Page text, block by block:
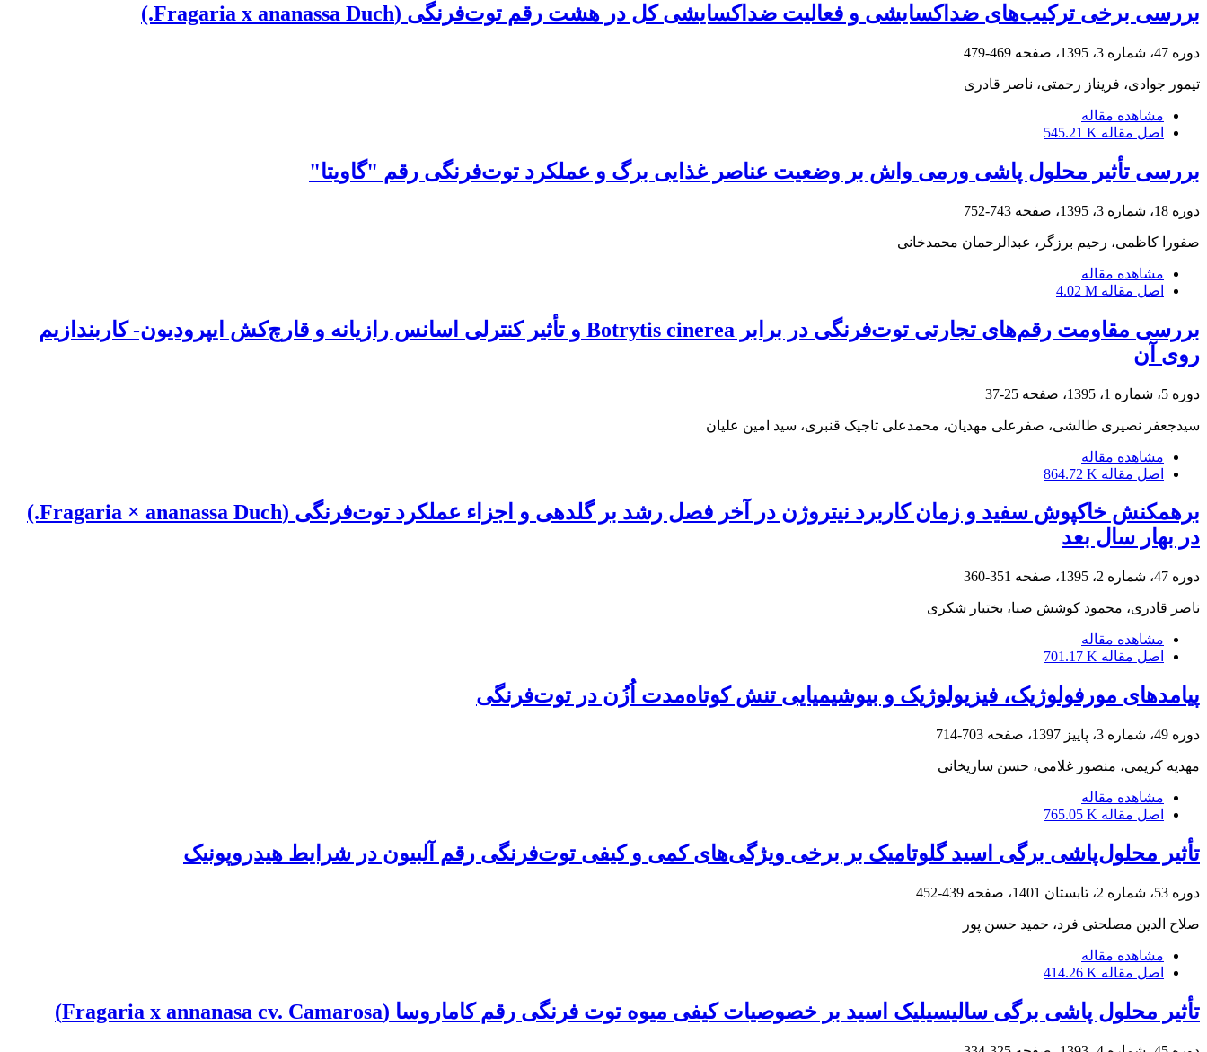
بررسی برخی ترکیب‌های ضداکسایشی و فعالیت ضداکسایشی کل در هشت رقم توت‌فرنگی (Fragaria x ananassa Duch.)
دوره 47، شماره 3، 1395، صفحه 469-479
تیمور جوادی، فریناز رحمتی، ناصر قادری
مشاهده مقاله
اصل مقاله 545.21 K
بررسی تأثیر محلول پاشی ورمی واش بر وضعیت عناصر غذایی برگ و عملکرد توت‌فرنگی رقم "گاویتا"
دوره 18، شماره 3، 1395، صفحه 743-752
صفورا کاظمی، رحیم برزگر، عبدالرحمان محمدخانی
مشاهده مقاله
اصل مقاله 4.02 M
بررسی مقاومت رقم‌های تجارتی توت‌فرنگی در برابر Botrytis cinerea و تأثیر کنترلی اسانس رازیانه و قارچ‌کش ایپرودیون- کاربندازیم
روی آن
دوره 5، شماره 1، 1395، صفحه 25-37
سیدجعفر نصیری طالشی، صفرعلی مهدیان، محمدعلی تاجیک قنبری، سید امین علیان
مشاهده مقاله
اصل مقاله 864.72 K
برهمکنش خاکپوش سفید و زمان کاربرد نیتروژن در آخر فصل رشد بر گلدهی و اجزاء عملکرد توت‌فرنگی (Fragaria × ananassa Duch.)
در بهار سال بعد
دوره 47، شماره 2، 1395، صفحه 351-360
ناصر قادری، محمود کوشش صبا، بختیار شکری
مشاهده مقاله
اصل مقاله 701.17 K
پیامدهای مورفولوژیک، فیزیولوژیک و بیوشیمیایی تنش کوتاه‌مدت اُزُن در توت‌فرنگی
دوره 49، شماره 3، پاییز 1397، صفحه 703-714
مهدیه کریمی، منصور غلامی، حسن ساریخانی
مشاهده مقاله
اصل مقاله 765.05 K
تأثیر محلول‌پاشی برگی اسید گلوتامیک بر برخی ویژگی‌های کمی و کیفی توت‌فرنگی رقم آلبیون ‏در شرایط هیدروپونیک
دوره 53، شماره 2، تابستان 1401، صفحه 439-452
صلاح الدین مصلحتی فرد، حمید حسن پور
مشاهده مقاله
اصل مقاله 414.26 K
تأثیر محلول پاشی برگی سالیسیلیک اسید بر خصوصیات کیفی میوه توت فرنگی رقم کاماروسا (Fragaria x annanasa cv. Camarosa)